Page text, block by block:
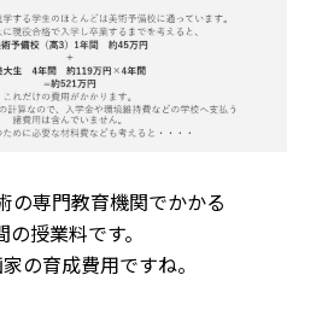
の専門教育機関でかかる
の授業料です。
の育成費用ですね。